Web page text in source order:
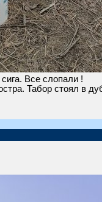
Все слопали !
Табор стоял в